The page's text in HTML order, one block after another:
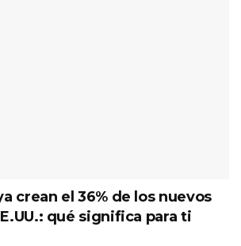
crean el 36% de los nuevos
qué significa para ti